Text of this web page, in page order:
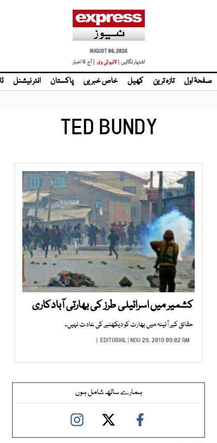
AUGUST 08, 2026
اشتہار لگائیں |
| آج کا اخبار
صفحۂ اول تازہ ترین کھیل خاص خبریں پاکستان انٹر نیشنل
TED BUNDY
کشمیر میں اسرائیلی طرز کی بھارتی آبادکاری
حقائق کے آئینہ میں بھارت کو دیکھنے کی عادت نہیں۔
EDITORIAL| NOV 29, 2019 09:02 AM |
ہمارے ساتھ شامل ہوں